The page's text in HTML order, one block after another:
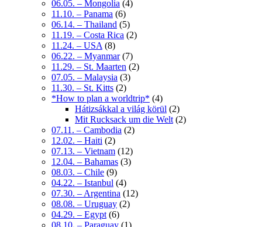
06.05. – Mongolia (4)
11.10. – Panama (6)
06.14. – Thailand (5)
11.19. – Costa Rica (2)
11.24. – USA (8)
06.22. – Myanmar(7)
11.29. – St. Maarten (2)
07.05. – Malaysia (3)
11.30. – St. Kitts (2)
*How to plan a worldtrip* (4)
Hátizsákkal a világ körül (2)
Mit Rucksack um die Welt (2)
07.11. – Cambodia (2)
12.02. – Haiti (2)
07.13. – Vietnam (12)
12.04. – Bahamas (3)
08.03. – Chile (9)
04.22. – Istanbul (4)
07.30. – Argentina (12)
08.08. – Uruguay (2)
04.29. – Egypt (6)